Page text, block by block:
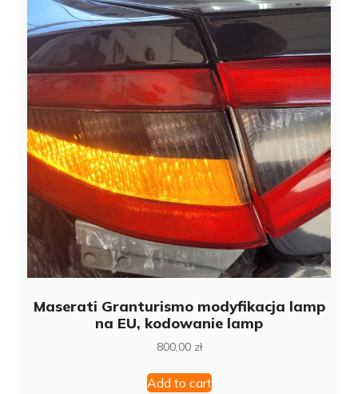
Maserati Granturismo modyfikacja lamp
na EU, kodowanie lamp
800,00 zł
Add to cart